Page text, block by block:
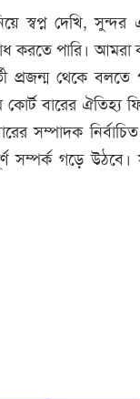
স্বপ্ন দেখি, সুন্দর
করতে পারি। আমরা
প্রজন্ম থেকে বলতে
বারের ঐতিহ্য
সম্পাদক
সম্পর্ক গড়ে